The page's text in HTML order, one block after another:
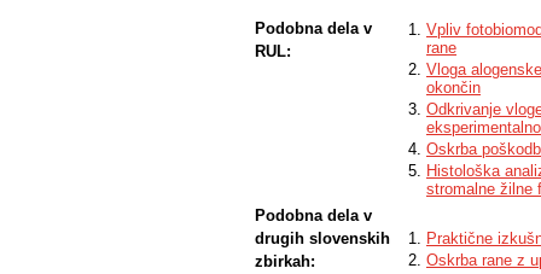
Naslov:
Sintezno
ARRS -
J3-1746
Vloga celične
uporaba za
ARRS -
Številka projekta:
Naslov:
Proteoliza in
Podobna dela v
RUL:
Vpliv
rane
Vloga
okončin
Odkrivanje
Oskrba
Histološka
stromalne žilne
Podobna dela v
drugih slovenskih
zbirkah:
Praktične
Oskrba rane z